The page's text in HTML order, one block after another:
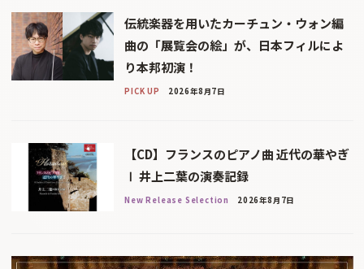
伝統楽器を用いたカーチュン・ウォン編
曲の「展覧会の絵」が、日本フィルによ
り本邦初演！
PICK UP 2026年8月7日
【CD】フランスのピアノ曲 近代の華やぎ
Ⅰ 井上二葉の演奏記録
New Release Selection 2026年8月7日